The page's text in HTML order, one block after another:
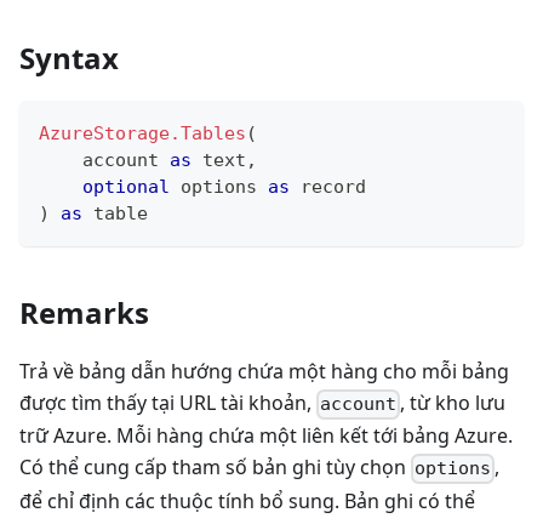
Syntax
AzureStorage.Tables (
    account
as text ,
optional options as
record
)
as table
Remarks
Trả về bảng dẫn hướng chứa một hàng cho mỗi bảng
được tìm thấy tại URL tài khoản, account , từ kho lưu
trữ Azure. Mỗi hàng chứa một liên kết tới bảng Azure.
Có thể cung cấp tham số bản ghi tùy chọn options ,
để chỉ định các thuộc tính bổ sung. Bản ghi có thể